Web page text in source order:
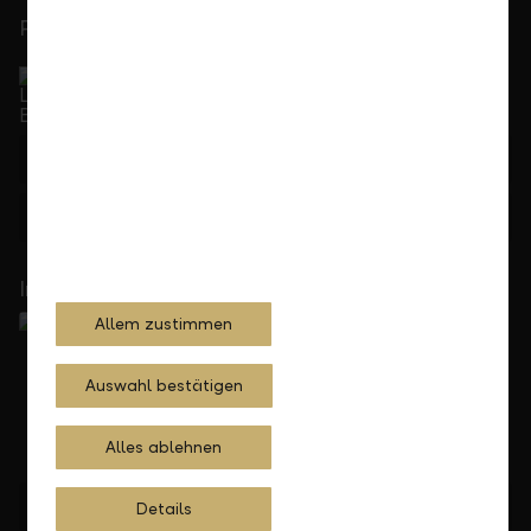
Persönlich für Sie da
In Ihrer Nähe
Standorte finden
Allem zustimmen
Auswahl bestätigen
Alles ablehnen
Details